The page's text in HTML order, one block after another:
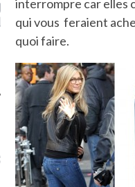
ATTACHÉS À LA
DE L’AMBASSADE
À PARIS. POURQUOI
? POUR QUI ?
MES DERNIERS
SUR FACEBOOK
interrompre car elles
qui vous feraient
quoi faire.